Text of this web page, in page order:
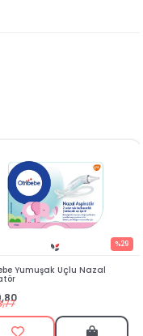
Uçlu Nazal